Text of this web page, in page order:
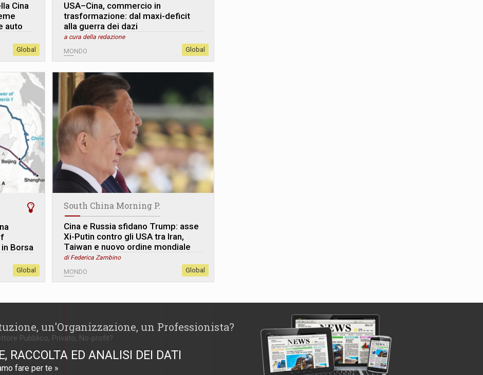
Cina
auto
Global
USA–Cina, commercio in
trasformazione: dal maxi-deficit
alla guerra dei dazi
a cura della redazione
MONDO Global
Borsa
Global
South China Morning P.
Cina e Russia sfidano Trump: asse
Xi-Putin contro gli USA tra Iran,
Taiwan e nuovo ordine mondiale
di Federica Zambino
MONDO Global
un'Organizzazione, un Professionista?
Pubblico, Privato, No-profit?
RACCOLTA ED ANALISI DEI DATI
fare per te »